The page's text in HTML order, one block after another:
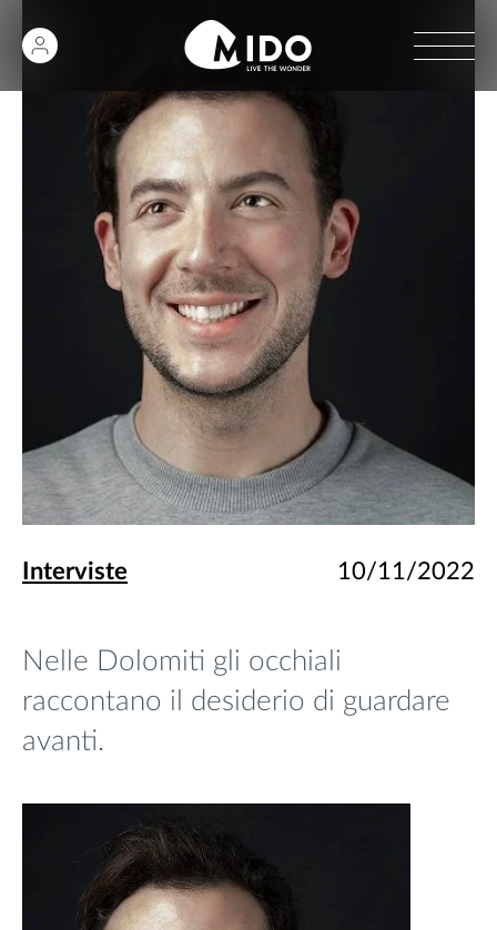
Interviste 10/11/2022
Nelle Dolomiti gli occhiali
raccontano il desiderio di guardare
avanti.